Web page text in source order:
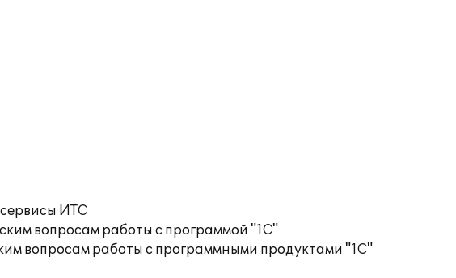
ИТС
вопросам работы с программой "1С"
вопросам работы с программными продуктами "1С"